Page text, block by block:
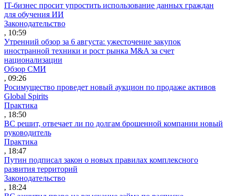
IT-бизнес просит упростить использование данных граждан
для обучения ИИ
Законодательство
, 10:59
Утренний обзор за 6 августа: ужесточение закупок
иностранной техники и рост рынка M&A за счет
национализации
Обзор СМИ
, 09:26
Росимущество проведет новый аукцион по продаже активов
Global Spirits
Практика
, 18:50
ВС решит, отвечает ли по долгам брошенной компании новый
руководитель
Практика
, 18:47
Путин подписал закон о новых правилах комплексного
развития территорий
Законодательство
, 18:24